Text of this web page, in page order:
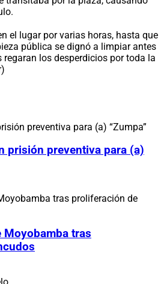
el lugar por varias horas, hasta que
pública se dignó a limpiar antes
regaran los desperdicios por toda la
prisión preventiva para (a)
Moyobamba tras